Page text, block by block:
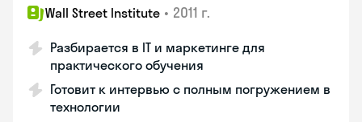
Wall Street Institute • 2011 г.
Разбирается в IT и маркетинге для
практического обучения
Готовит к интервью с полным погружением в
технологии